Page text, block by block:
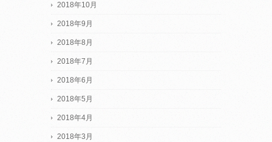
2018年10月
2018年9月
2018年8月
2018年7月
2018年6月
2018年5月
2018年4月
2018年3月